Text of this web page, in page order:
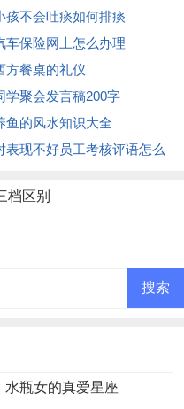
孩不会吐痰如何排痰
车保险网上怎么办理
方餐桌的礼仪
学聚会发言稿200字
鱼的风水知识大全
表现不好员工考核评语怎么
档区别
水瓶女的真爱星座